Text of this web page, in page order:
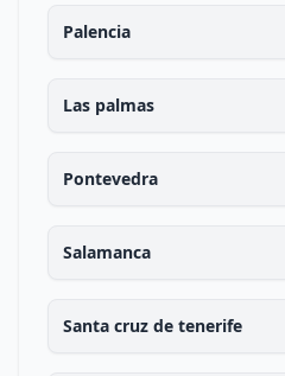
Palencia
Las palmas
Pontevedra
Salamanca
Santa cruz de tenerife